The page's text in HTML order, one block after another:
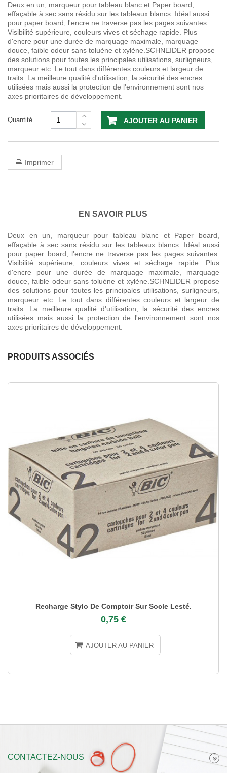
Deux en un, marqueur pour tableau blanc et Paper board,
effaçable à sec sans résidu sur les tableaux blancs. Idéal aussi
pour paper board, l'encre ne traverse pas les pages suivantes.
Visibilité supérieure, couleurs vives et séchage rapide. Plus
d'encre pour une durée de marquage maximale, marquage
douce, faible odeur sans toluène et xylène.SCHNEIDER propose
des solutions pour toutes les principales utilisations, surligneurs,
marqueur etc. Le tout dans différentes couleurs et largeur de
traits. La meilleure qualité d'utilisation, la sécurité des encres
utilisées mais aussi la protection de l'environnement sont nos
axes prioritaires de développement.
Quantité AJOUTER AU PANIER
Imprimer
EN SAVOIR PLUS
Deux en un, marqueur pour tableau blanc et Paper board,
effaçable à sec sans résidu sur les tableaux blancs. Idéal aussi
pour paper board, l'encre ne traverse pas les pages suivantes.
Visibilité supérieure, couleurs vives et séchage rapide. Plus
d'encre pour une durée de marquage maximale, marquage
douce, faible odeur sans toluène et xylène.SCHNEIDER propose
des solutions pour toutes les principales utilisations, surligneurs,
marqueur etc. Le tout dans différentes couleurs et largeur de
traits. La meilleure qualité d'utilisation, la sécurité des encres
utilisées mais aussi la protection de l'environnement sont nos
axes prioritaires de développement.
PRODUITS ASSOCIÉS
Recharge Stylo De Comptoir Sur Socle Lesté.
0,75 €
AJOUTER AU PANIER
CONTACTEZ-NOUS